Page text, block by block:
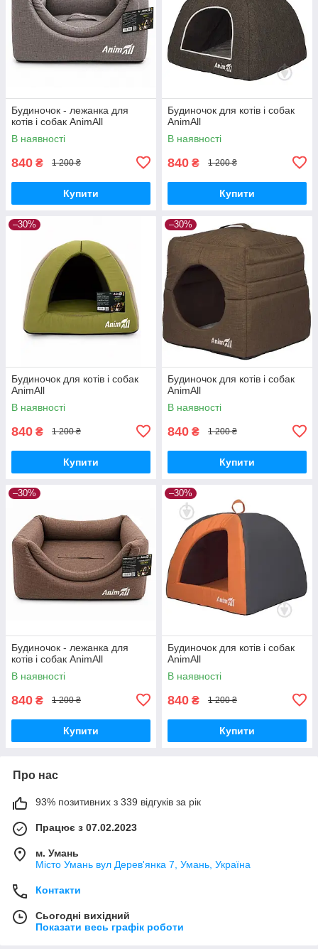
Будиночок - лежанка для
котів і собак AnimAll
В наявності
840 ₴ 1 200 ₴
Купити
Будиночок для котів і собак
AnimAll
В наявності
840 ₴ 1 200 ₴
Купити
–30%
Будиночок для котів і собак
AnimAll
В наявності
840 ₴ 1 200 ₴
Купити
–30%
Будиночок для котів і собак
AnimAll
В наявності
840 ₴ 1 200 ₴
Купити
–30%
Будиночок - лежанка для
котів і собак AnimAll
В наявності
840 ₴ 1 200 ₴
Купити
–30%
Будиночок для котів і собак
AnimAll
В наявності
840 ₴ 1 200 ₴
Купити
Про нас
93% позитивних з 339 відгуків за рік
Працює з 07.02.2023
м. Умань
Місто Умань вул Дерев'янка 7, Умань, Україна
Контакти
Сьогодні вихідний
Показати весь графік роботи